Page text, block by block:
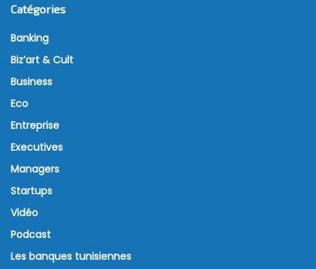
Catégories
Banking
Biz’art & Cult
Business
Eco
Entreprise
Executives
Managers
Startups
Vidéo
Podcast
Les banques tunisiennes